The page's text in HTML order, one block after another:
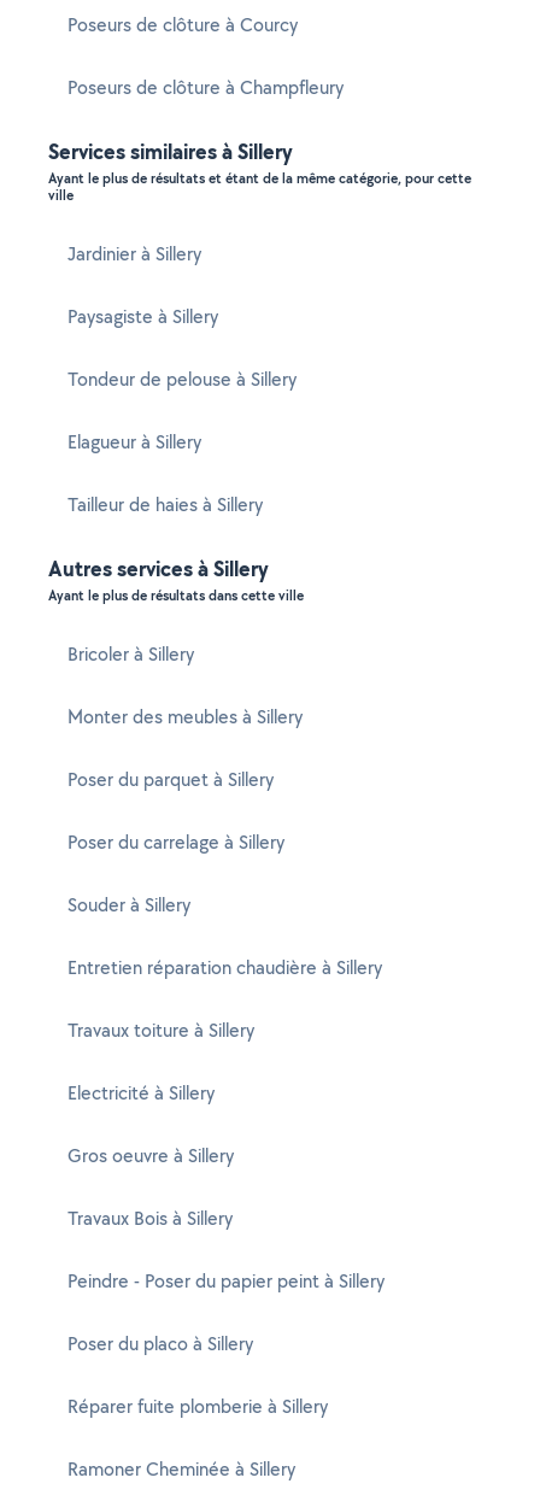
Poseurs de clôture à Courcy
Poseurs de clôture à Champfleury
Services similaires à Sillery
Ayant le plus de résultats et étant de la même catégorie, pour cette
ville
Jardinier à Sillery
Paysagiste à Sillery
Tondeur de pelouse à Sillery
Elagueur à Sillery
Tailleur de haies à Sillery
Autres services à Sillery
Ayant le plus de résultats dans cette ville
Bricoler à Sillery
Monter des meubles à Sillery
Poser du parquet à Sillery
Poser du carrelage à Sillery
Souder à Sillery
Entretien réparation chaudière à Sillery
Travaux toiture à Sillery
Electricité à Sillery
Gros oeuvre à Sillery
Travaux Bois à Sillery
Peindre - Poser du papier peint à Sillery
Poser du placo à Sillery
Réparer fuite plomberie à Sillery
Ramoner Cheminée à Sillery